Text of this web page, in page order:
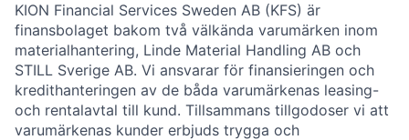
KION Financial Services Sweden AB (KFS) är
finansbolaget bakom två välkända varumärken inom
materialhantering, Linde Material Handling AB och
STILL Sverige AB. Vi ansvarar för finansieringen och
kredithanteringen av de båda varumärkenas leasing-
och rentalavtal till kund. Tillsammans tillgodoser vi att
varumärkenas kunder erbjuds trygga och